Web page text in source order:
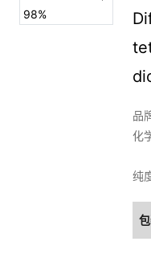
品
化
纯